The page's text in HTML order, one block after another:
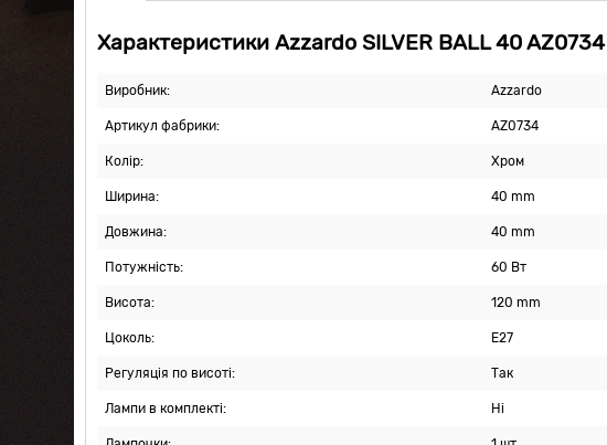
Характеристики Azzardo SILVER BALL 40 AZ0734
Виробник: Azzardo
Артикул фабрики: AZ0734
Колір: Хром
Ширина: 40 mm
Довжина: 40 mm
Потужність: 60 Вт
Висота: 120 mm
Цоколь: E27
Регуляція по висоті: Так
Лампи в комплекті: Ні